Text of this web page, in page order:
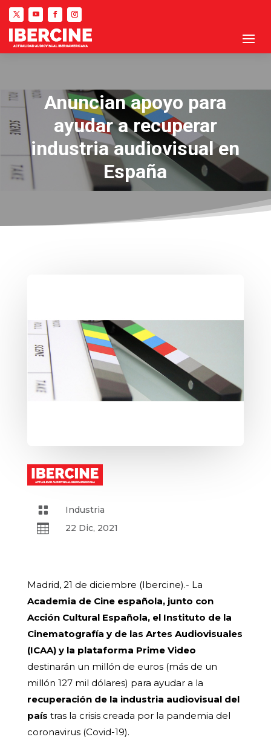
Anuncian apoyo para
ayudar a recuperar
industria audiovisual en
España
 Industria
 22 Dic, 2021
Madrid, 21 de diciembre (Ibercine).- La
Academia de Cine española, junto con
Acción Cultural Española, el Instituto de la
Cinematografía y de las Artes Audiovisuales
(ICAA) y la plataforma Prime Video
destinarán un millón de euros (más de un
millón 127 mil dólares) para ayudar a la
recuperación de la industria audiovisual del
país tras la crisis creada por la pandemia del
coronavirus (Covid-19).